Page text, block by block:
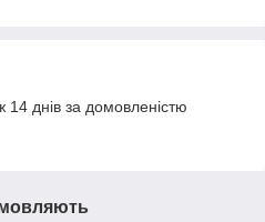
днів за домовленістю